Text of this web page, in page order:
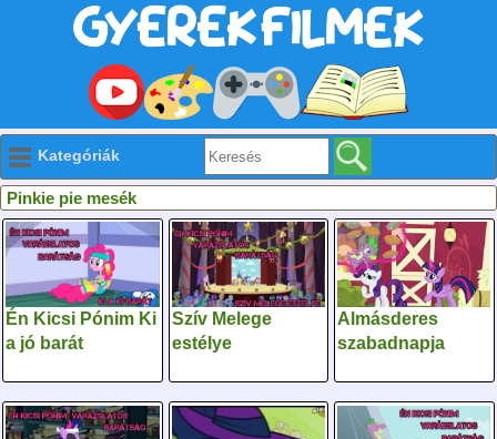
Kategóriák
Pinkie pie mesék
Én Kicsi Pónim Ki
a jó barát
Szív Melege
estélye
Almásderes
szabadnapja